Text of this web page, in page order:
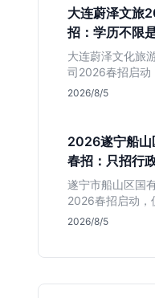
入的跨境电商岗
生精准投递研发
大连蔚泽文旅
招：学历不限
是坑？辽宁本
大连蔚泽文化旅
司2026春招启动
息模糊且学历不
辽宁本地应届生
值得投递。
2026/8/5
2026遂宁船山
春招：只招行
本地生必看
遂宁市船山区国
2026春招启动，
政管理专业。招
资细节未公开，
2026/8/5